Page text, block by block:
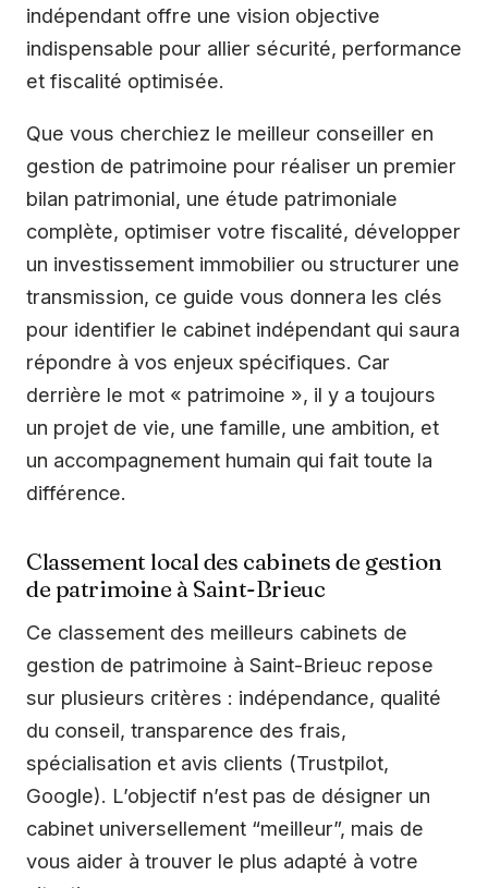
indépendant offre une vision objective
indispensable pour allier sécurité, performance
et fiscalité optimisée.
Que vous cherchiez le meilleur conseiller en
gestion de patrimoine pour réaliser un premier
bilan patrimonial, une étude patrimoniale
complète, optimiser votre fiscalité, développer
un investissement immobilier ou structurer une
transmission, ce guide vous donnera les clés
pour identifier le cabinet indépendant qui saura
répondre à vos enjeux spécifiques. Car
derrière le mot « patrimoine », il y a toujours
un projet de vie, une famille, une ambition, et
un accompagnement humain qui fait toute la
différence.
Classement local des cabinets de gestion
de patrimoine à Saint-Brieuc
Ce classement des meilleurs cabinets de
gestion de patrimoine à Saint-Brieuc repose
sur plusieurs critères : indépendance, qualité
du conseil, transparence des frais,
spécialisation et avis clients (Trustpilot,
Google). L’objectif n’est pas de désigner un
cabinet universellement “meilleur”, mais de
vous aider à trouver le plus adapté à votre